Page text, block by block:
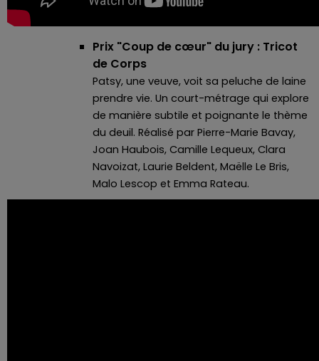
Prix "Coup de cœur" du jury : Tricot
de Corps
Patsy, une veuve, voit sa peluche de laine
prendre vie. Un court-métrage qui explore
de manière subtile et poignante le thème
du deuil. Réalisé par Pierre-Marie Bavay,
Joan Haubois, Camille Lequeux, Clara
Navoizat, Laurie Beldent, Maëlle Le Bris,
Malo Lescop et Emma Rateau.